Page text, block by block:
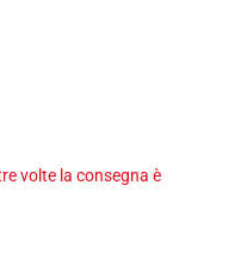
volte la consegna è